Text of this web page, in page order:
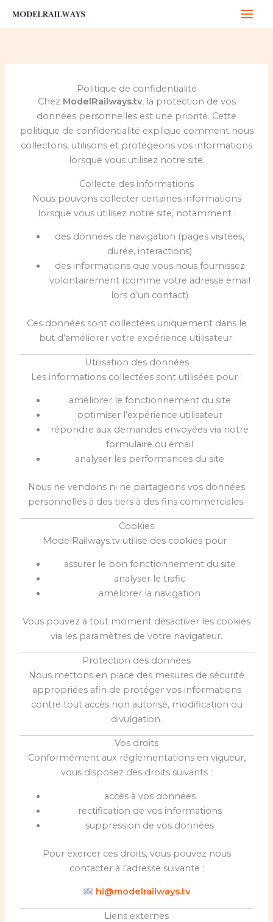
Politique de confidentialité
Chez ModelRailways.tv, la protection de vos
données personnelles est une priorité. Cette
politique de confidentialité explique comment nous
collectons, utilisons et protégeons vos informations
lorsque vous utilisez notre site.
Collecte des informations
Nous pouvons collecter certaines informations
lorsque vous utilisez notre site, notamment :
des données de navigation (pages visitées,
durée, interactions)
des informations que vous nous fournissez
volontairement (comme votre adresse email
lors d’un contact)
Ces données sont collectées uniquement dans le
but d’améliorer votre expérience utilisateur.
Utilisation des données
Les informations collectées sont utilisées pour :
améliorer le fonctionnement du site
optimiser l’expérience utilisateur
répondre aux demandes envoyées via notre
formulaire ou email
analyser les performances du site
Nous ne vendons ni ne partageons vos données
personnelles à des tiers à des fins commerciales.
Cookies
ModelRailways.tv utilise des cookies pour :
assurer le bon fonctionnement du site
analyser le trafic
améliorer la navigation
Vous pouvez à tout moment désactiver les cookies
via les paramètres de votre navigateur.
Protection des données
Nous mettons en place des mesures de sécurité
appropriées afin de protéger vos informations
contre tout accès non autorisé, modification ou
divulgation.
Vos droits
Conformément aux réglementations en vigueur,
vous disposez des droits suivants :
accès à vos données
rectification de vos informations
suppression de vos données
Pour exercer ces droits, vous pouvez nous
contacter à l’adresse suivante :
hi@modelrailways.tv
Liens externes